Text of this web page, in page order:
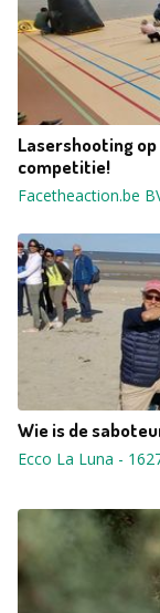
Lasershooting
competitie!
Facetheaction.be
Wie is de
Ecco La Luna -